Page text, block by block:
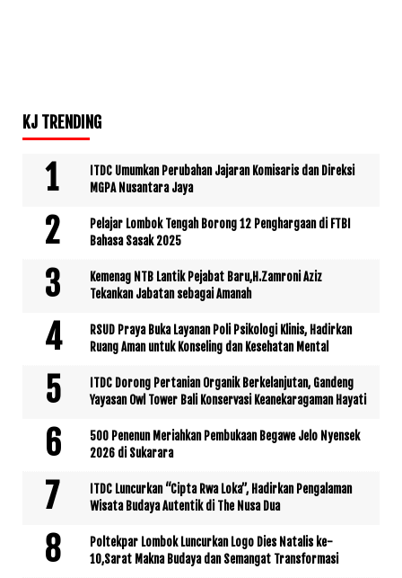
KJ TRENDING
ITDC Umumkan Perubahan Jajaran Komisaris dan Direksi
MGPA Nusantara Jaya
Pelajar Lombok Tengah Borong 12 Penghargaan di FTBI
Bahasa Sasak 2025
Kemenag NTB Lantik Pejabat Baru,H.Zamroni Aziz
Tekankan Jabatan sebagai Amanah
RSUD Praya Buka Layanan Poli Psikologi Klinis, Hadirkan
Ruang Aman untuk Konseling dan Kesehatan Mental
ITDC Dorong Pertanian Organik Berkelanjutan, Gandeng
Yayasan Owl Tower Bali Konservasi Keanekaragaman Hayati
500 Penenun Meriahkan Pembukaan Begawe Jelo Nyensek
2026 di Sukarara
ITDC Luncurkan “Cipta Rwa Loka”, Hadirkan Pengalaman
Wisata Budaya Autentik di The Nusa Dua
Poltekpar Lombok Luncurkan Logo Dies Natalis ke-
10,Sarat Makna Budaya dan Semangat Transformasi